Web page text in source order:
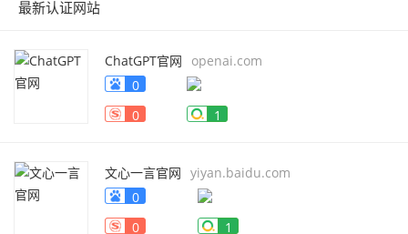
最新认证网站
ChatGPT官网
openai.com
0
0
1
文心一言官网 yiyan.baidu.com
0
0
1